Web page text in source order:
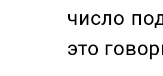
число
это